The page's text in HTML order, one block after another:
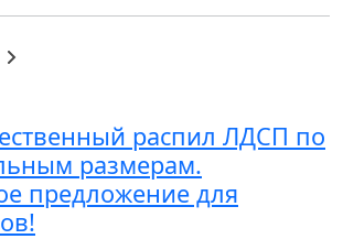
распил ЛДСП по
размерам.
предложение для